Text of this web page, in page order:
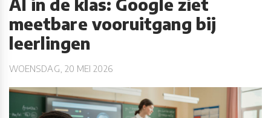
AI in de klas: Google ziet
meetbare vooruitgang bij
leerlingen
WOENSDAG, 20 MEI 2026